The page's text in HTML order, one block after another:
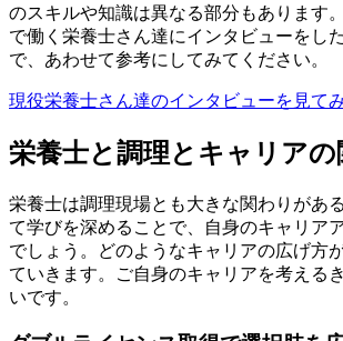
のスキルや知識は異なる部分もあります。
で働く栄養士さん達にインタビューをし
で、あわせて参考にしてみてください。
現役栄養士さん達のインタビューを見て
栄養士と調理とキャリアの
栄養士は調理現場とも大きな関わりがあ
て学びを深めることで、自身のキャリア
でしょう。どのようなキャリアの広げ方
ていきます。ご自身のキャリアを考える
いです。